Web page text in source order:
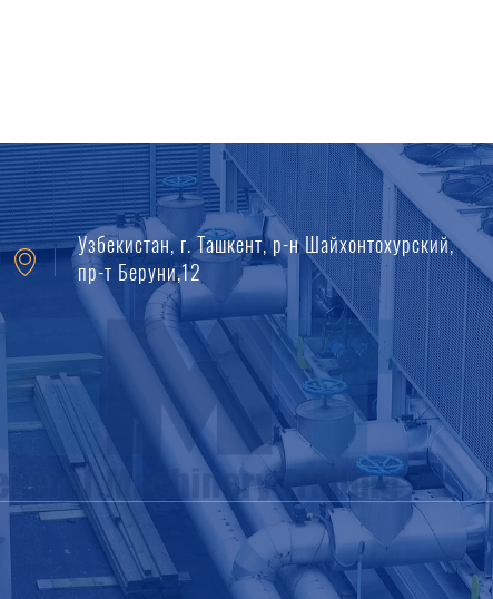
Узбекистан, г. Ташкент, р-н Шайхонтохурский,
пр-т Беруни,12